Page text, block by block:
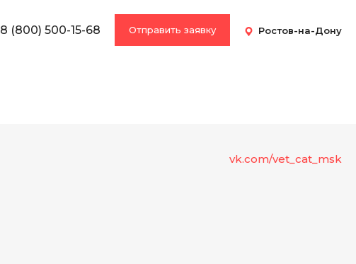
8 (800) 500-15-68 Отправить заявку Ростов-на-Дону
vk.com/vet_cat_msk